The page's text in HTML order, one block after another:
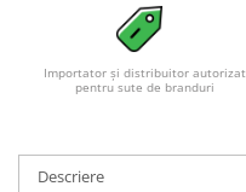
Importator și distribuitor autorizat
pentru sute de branduri
Descriere